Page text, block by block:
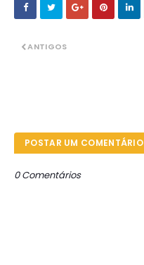
ANTIGOS
POSTAR UM COMENTÁRIO
0 Comentários